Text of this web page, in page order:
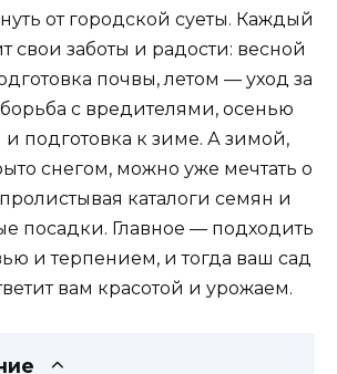
от городской суеты. Каждый
свои заботы и радости: весной
почвы, летом — уход за
с вредителями, осенью
подготовка к зиме. А зимой,
снегом, можно уже мечтать о
каталоги семян и
посадки. Главное — подходить
и терпением, и тогда ваш сад
вам красотой и урожаем.